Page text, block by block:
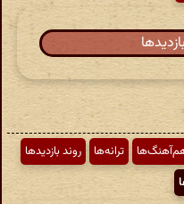
ترانه‌ها
روند بازدیدها